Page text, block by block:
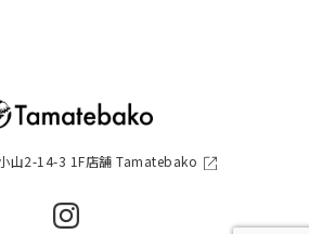
山2-14-3 1F店舗 Tamatebako